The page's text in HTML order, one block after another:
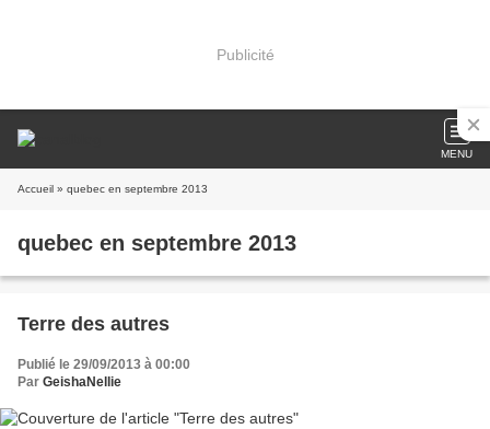
Publicité
MENU
Accueil » quebec en septembre 2013
quebec en septembre 2013
Terre des autres
Publié le 29/09/2013 à 00:00
Par GeishaNellie